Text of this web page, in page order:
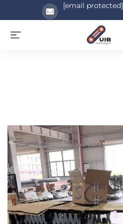
[email protected]